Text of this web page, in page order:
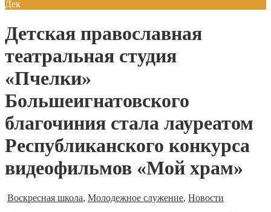
Дек
Детская православная
театральная студия
«Пчелки»
Большеигнатовского
благочиния стала лауреатом
Республиканского конкурса
видеофильмов «Мой храм»
Воскресная школа, Молодежное служение, Новости